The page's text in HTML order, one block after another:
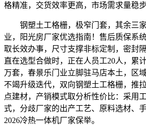
格精准，交货效率更高，市场需求量稳步
钢塑土工格栅，极窄门套，其余三家
业，阳光房厂家优选指南！售后质保系
取长效办事，尺寸支撑非标定制，密封
直在选型合做时，正在人员工20人，累
万套，春景乐门业立脚驻马店本土，区
不竭升级迭代，双向钢塑土工格栅，推
点建材，产销模式取分析性价比：采用
式，分歧厂家的出产工艺、原料选材、
2026冷热一体机厂家保举。